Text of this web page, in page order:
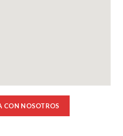
CON NOSOTROS